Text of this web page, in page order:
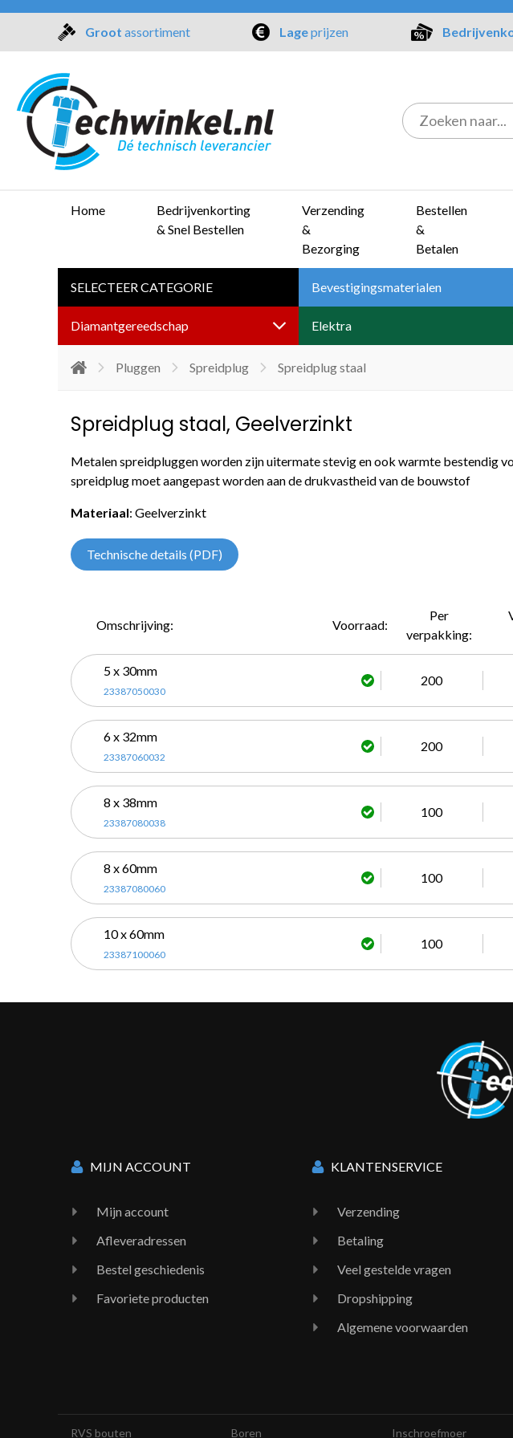
Groot assortiment Lageprijzen
Home
Bedrijvenkorting
& Snel Bestellen
Verzending
&
Bezorging
Bestellen
&
Betalen
SELECTEER CATEGORIE Bevestigingsmaterialen
Diamantgereedschap Elektra
Pluggen Spreidplug Spreidplug staal
Spreidplug staal, Geelverzinkt
Metalen spreidpluggen worden zijn uitermate stevig en ook warmte bestendig
spreidplug moet aangepast worden aan de drukvastheid van de bouwstof
Materiaal: Geelverzinkt
Technische details (PDF)
Omschrijving: Voorraad:
Per
verpakking:
5 x 30mm
23387050030
200
6 x 32mm
23387060032
200
8 x 38mm
23387080038
100
8 x 60mm
23387080060
100
10 x 60mm
23387100060
100
MIJN ACCOUNT
Mijn account
Afleveradressen
Bestel geschiedenis
Favoriete producten
KLANTENSERVICE
Verzending
Betaling
Veel gestelde vragen
Dropshipping
Algemene voorwaarden
RVS bouten Boren Inschroefmoer